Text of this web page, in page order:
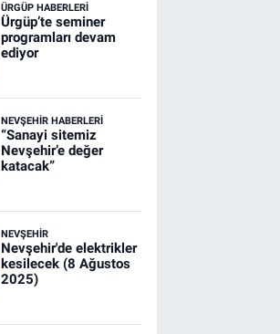
ÜRGÜP HABERLERI
Ürgüp’te seminer
programları devam
ediyor
NEVŞEHIR HABERLERI
“Sanayi sitemiz
Nevşehir’e değer
katacak”
NEVŞEHIR
Nevşehir'de elektrikler
kesilecek (8 Ağustos
2025)